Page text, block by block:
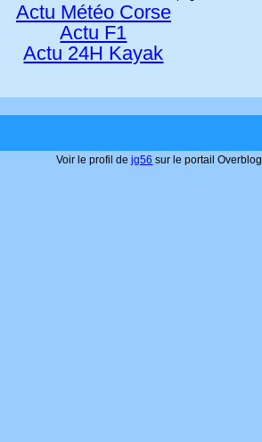
Actu Météo Corse
Actu F1
Actu 24H Kayak
Voir le profil dejg56 sur le portail Overblog